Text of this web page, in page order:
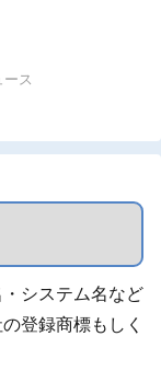
ース
システム名など
登録商標もしく